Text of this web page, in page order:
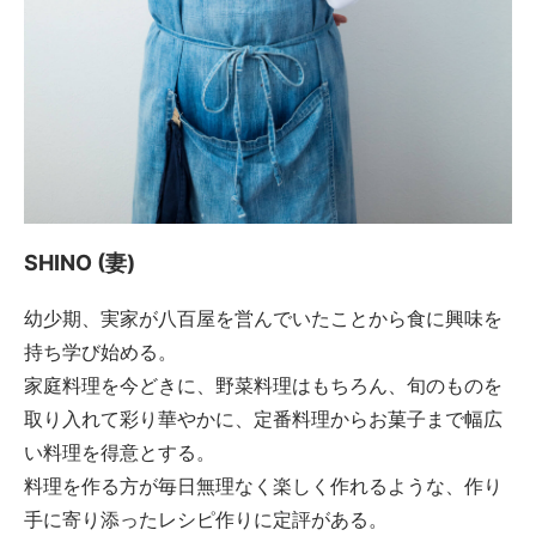
SHINO (妻)
幼少期、実家が八百屋を営んでいたことから食に興味を
持ち学び始める。
家庭料理を今どきに、野菜料理はもちろん、旬のものを
取り入れて彩り華やかに、定番料理からお菓子まで幅広
い料理を得意とする。
料理を作る方が毎日無理なく楽しく作れるような、作り
手に寄り添ったレシピ作りに定評がある。